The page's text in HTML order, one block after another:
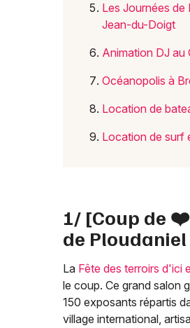
Les Journées de
Jean-du-Doigt
Animation DJ au
Océanopolis à
Location de
Location de surf
1/ [Coup de
de
La Fête des terroirs d'ici
le coup. Ce grand salon
150 exposants répartis
village international,